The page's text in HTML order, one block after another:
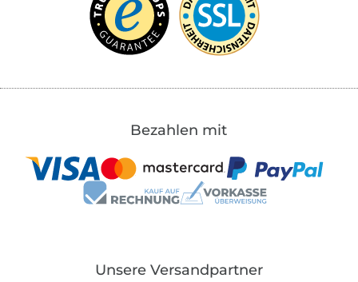
Bezahlen mit
Unsere Versandpartner